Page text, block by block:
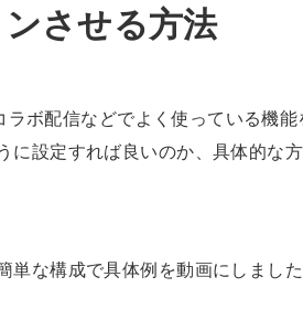
させる方法
ボ配信などでよく使っている機能
に設定すれば良いのか、具体的な
な構成で具体例を動画にしました